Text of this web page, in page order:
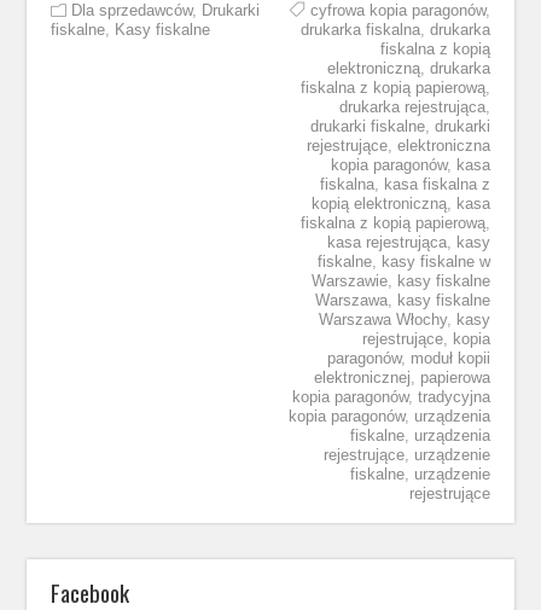
Dla sprzedawców, Drukarki
fiskalne, Kasy fiskalne
cyfrowa kopia paragonów,
drukarka fiskalna, drukarka
fiskalna z kopią
elektroniczną, drukarka
fiskalna z kopią papierową,
drukarka rejestrująca,
drukarki fiskalne, drukarki
rejestrujące, elektroniczna
kopia paragonów, kasa
fiskalna, kasa fiskalna z
kopią elektroniczną, kasa
fiskalna z kopią papierową,
kasa rejestrująca, kasy
fiskalne, kasy fiskalne w
Warszawie, kasy fiskalne
Warszawa, kasy fiskalne
Warszawa Włochy, kasy
rejestrujące, kopia
paragonów, moduł kopii
elektronicznej, papierowa
kopia paragonów, tradycyjna
kopia paragonów, urządzenia
fiskalne, urządzenia
rejestrujące, urządzenie
fiskalne, urządzenie
rejestrujące
Facebook